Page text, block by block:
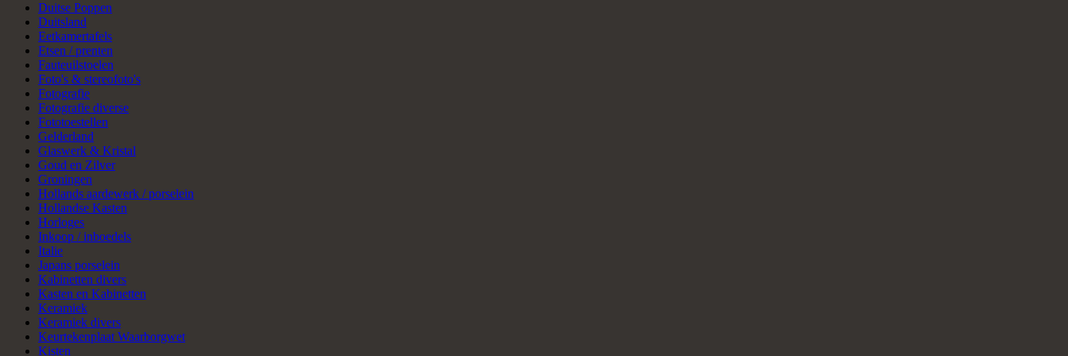
Duitse Poppen
Duitsland
Eetkamertafels
Etsen / prenten
Fauteuilstoelen
Foto's & stereofoto's
Fotografie
Fotografie diverse
Fototoestellen
Gelderland
Glaswerk & Kristal
Goud en Zilver
Groningen
Hollands aardewerk / porselein
Hollandse Kasten
Horloges
Inkoop / inboedels
Italie
Japans porselein
Kabinetten divers
Kasten en Kabinetten
Keramiek
Keramiek divers
Keurtekenplaat Waarborgwet
Kisten